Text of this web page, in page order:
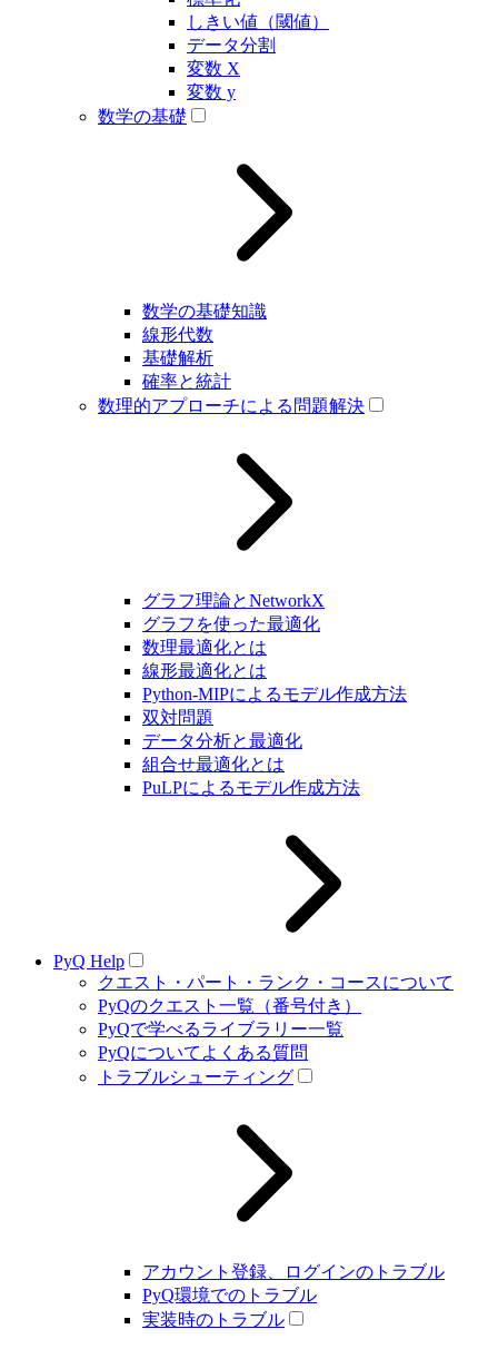
しきい値（閾値）
データ分割
変数 X
変数 y
数学の基礎
数学の基礎知識
線形代数
基礎解析
確率と統計
数理的アプローチによる問題解決
グラフ理論とNetworkX
グラフを使った最適化
数理最適化とは
線形最適化とは
Python-MIPによるモデル作成方法
双対問題
データ分析と最適化
組合せ最適化とは
PuLPによるモデル作成方法
PyQ Help
クエスト・パート・ランク・コースについて
PyQのクエスト一覧（番号付き）
PyQで学べるライブラリー一覧
PyQについてよくある質問
トラブルシューティング
アカウント登録、ログインのトラブル
PyQ環境でのトラブル
実装時のトラブル